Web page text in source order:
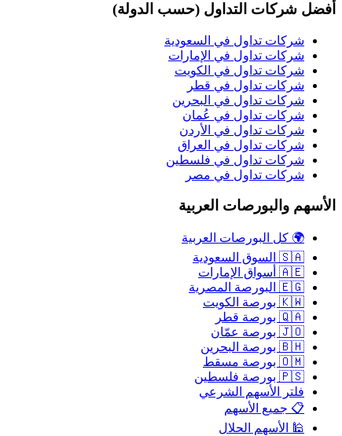
أفضل شركات التداول (حسب الدولة)
شركات تداول في السعودية
شركات تداول في الإمارات
شركات تداول في الكويت
شركات تداول في قطر
شركات تداول في البحرين
شركات تداول في عُمان
شركات تداول في الأردن
شركات تداول في العراق
شركات تداول في فلسطين
شركات تداول في مصر
الأسهم والبورصات العربية
🌍 كل البورصات العربية
🇸🇦 السوق السعودية
🇦🇪 أسواق الإمارات
🇪🇬 البورصة المصرية
🇰🇼 بورصة الكويت
🇶🇦 بورصة قطر
🇯🇴 بورصة عمّان
🇧🇭 بورصة البحرين
🇴🇲 بورصة مسقط
🇵🇸 بورصة فلسطين
فلتر الأسهم الشرعي
📋 جميع الأسهم
🕌 الأسهم الحلال